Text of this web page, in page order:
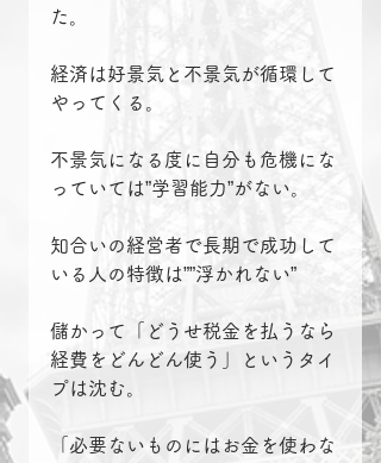
た。
経済は好景気と不景気が循環して
やってくる。
不景気になる度に自分も危機にな
っていては”学習能力”がない。
知合いの経営者で長期で成功して
いる人の特徴は””浮かれない”
儲かって「どうせ税金を払うなら
経費をどんどん使う」というタイ
プは沈む。
「必要ないものにはお金を使わな